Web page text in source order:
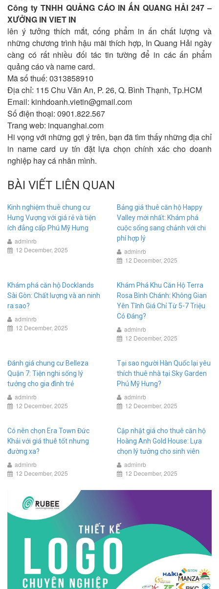
Công ty TNHH QUẢNG CÁO IN ẤN QUANG HẢI 247 –
XƯỞNG IN VIET IN
lên ý tưởng thích mắt, cống phẩm in ấn chất lượng và
những chương trình hậu mãi thích hợp, In Quang Hải ngày
càng có rất nhiều đối tác tin tường để in các ấn phẩm
quảng cáo và name card.
Mã số thuế: 0313858910
Địa chỉ: 115 Chu Văn An, P. 26, Q. Bình Thạnh, Tp.HCM
Email: kinhdoanh.vietin@gmail.com
Số điện thoại: 0901.822.567
Trang web: inquanghai.com
Hi vọng với những gợi ý trên, bạn đã tìm thấy những địa chỉ
in name card uy tín đặt lựa chọn chính xác cho doanh
nghiệp hay cá nhân mình.
BÀI VIẾT LIÊN QUAN
Kinh nghiệm thuê chung cư
Hưng Vượng với giá rẻ và tiện
ích đẳng cấp Phú Mỹ Hưng
adminrb
12 December, 2025
Bảng giá thuê căn hộ Happy
Valley mới nhất: Khám phá
cuộc sống sang chảnh với chi
phí hợp lý
adminrb
12 December, 2025
Khám phá căn hộ Docklands
Sài Gòn: Chất lượng và an ninh
ra sao?
adminrb
12 December, 2025
Khám Phá Khu Căn Hộ Terra
Rosa Bình Chánh: Không Gian
Yên Tĩnh Giá Chỉ Từ 5-7 Triệu
Có Đáng?
adminrb
12 December, 2025
Đánh giá chung cư Belleza
Quận 7: Tiện nghi sống lý
tưởng cho gia đình trẻ
adminrb
12 December, 2025
Tại sao người Hàn Quốc lại yêu
thích thuê nhà tại Sky Garden
Phú Mỹ Hưng?
adminrb
12 December, 2025
Có nên chọn Era Town Đức
Khải với giá thuê tốt nhưng
đường xa?
adminrb
12 December, 2025
Cập nhật giá cho thuê căn hộ
Hoàng Anh Gold House: Lựa
chọn lý tưởng cho sinh viên
adminrb
12 December, 2025